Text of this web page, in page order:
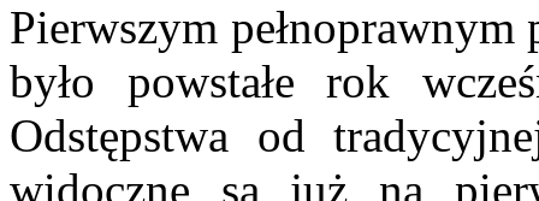
Pierwszym
było powstałe rok
Odstępstwa od
widoczne są już na